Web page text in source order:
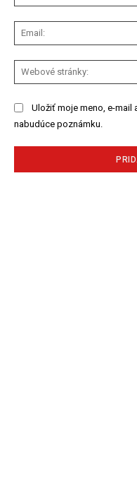
Uložiť moje meno, e-mail
nabudúce poznámku.